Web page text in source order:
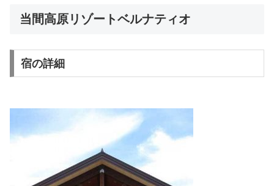
当間高原リゾートベルナティオ
宿の詳細